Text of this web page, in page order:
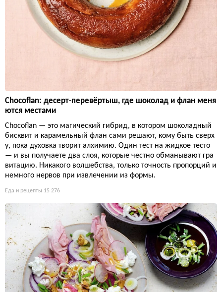
Chocoflan: десерт-перевёртыш, где шоколад и флан меня
ются местами
Chocoflan — это магический гибрид, в котором шоколадный
бисквит и карамельный флан сами решают, кому быть сверх
у, пока духовка творит алхимию. Один тест на жидкое тесто
— и вы получаете два слоя, которые честно обманывают гра
витацию. Никакого волшебства, только точность пропорций и
немного нервов при извлечении из формы.
Еда и рецепты 15 276